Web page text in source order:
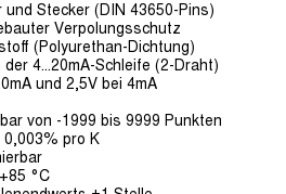
und Stecker (DIN 43650-Pins)
Verpolungsschutz
(Polyurethan-Dichtung)
der 4...20mA-Schleife (2-Draht)
und 2,5V bei 4mA
von -1999 bis 9999 Punkten
0,003% pro K
°C